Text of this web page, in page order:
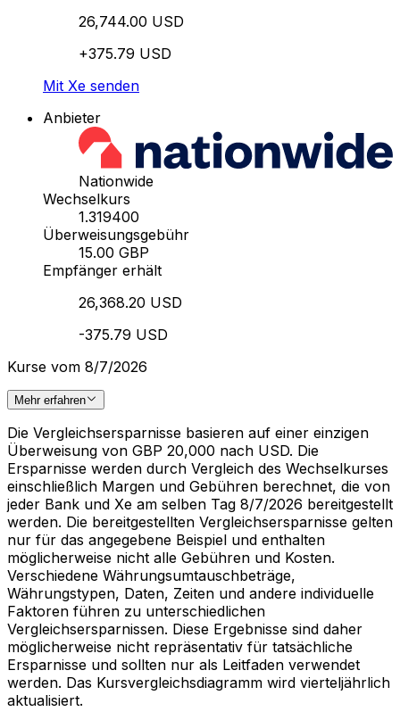
26,744.00 USD
+375.79 USD
Mit Xe senden
Anbieter
Nationwide
Wechselkurs
1.319400
Überweisungsgebühr
15.00 GBP
Empfänger erhält
26,368.20 USD
-375.79 USD
Kurse vom 8/7/2026
Mehr erfahren
Die Vergleichsersparnisse basieren auf einer einzigen
Überweisung von GBP 20,000 nach USD. Die
Ersparnisse werden durch Vergleich des Wechselkurses
einschließlich Margen und Gebühren berechnet, die von
jeder Bank und Xe am selben Tag 8/7/2026 bereitgestellt
werden. Die bereitgestellten Vergleichsersparnisse gelten
nur für das angegebene Beispiel und enthalten
möglicherweise nicht alle Gebühren und Kosten.
Verschiedene Währungsumtauschbeträge,
Währungstypen, Daten, Zeiten und andere individuelle
Faktoren führen zu unterschiedlichen
Vergleichsersparnissen. Diese Ergebnisse sind daher
möglicherweise nicht repräsentativ für tatsächliche
Ersparnisse und sollten nur als Leitfaden verwendet
werden. Das Kursvergleichsdiagramm wird vierteljährlich
aktualisiert.